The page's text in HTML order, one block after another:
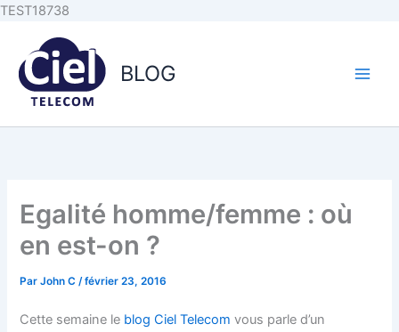
TEST18738
contenu
principal
Aller
contenu
BLOG
Egalité homme/femme : où
en est-on ?
ParJohn C/février 23, 2016
Cette semaine le blog Ciel Telecomvous parle d’un